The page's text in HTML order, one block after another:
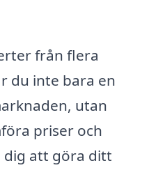
från flera
du inte bara en
utan
priser och
dig att göra ditt